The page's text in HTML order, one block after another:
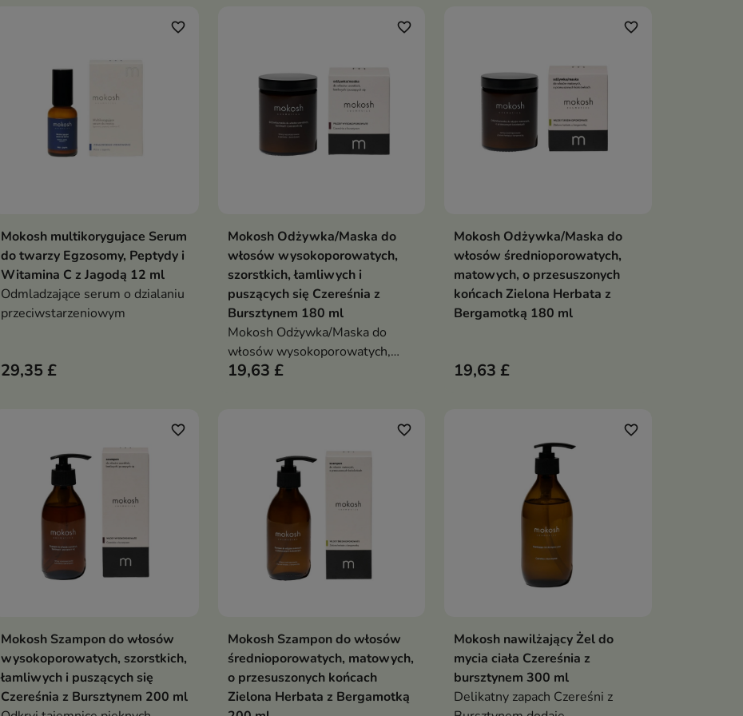
pokrzywy i owsa wspiera
wrażliwą skórę
Dodaj do koszyka
favorite_border
Mokosh multikorygujace Serum
do twarzy Egzosomy, Peptydy i
Witamina C z Jagodą 12 ml
Odmladzające serum o dzialaniu
przeciwstarzeniowym
29,35 £
Dodaj do koszyka
favorite_border
Mokosh Odżywka/Maska do
włosów wysokoporowatych,
szorstkich, łamliwych i
puszących się Czereśnia z
Bursztynem 180 ml
Mokosh Odżywka/Maska do
włosów wysokoporowatych,
szorstkich, łamliwych i
19,63 £
Dodaj do koszyka
favorite_border
Mokosh Odżywka/Maska do
włosów średnioporowatych,
matowych, o przesuszonych
końcach Zielona Herbata z
Bergamotką 180 ml
19,63 £
Dodaj do koszyka
favorite_border
Mokosh Szampon do włosów
wysokoporowatych, szorstkich,
łamliwych i puszących się
Czereśnia z Bursztynem 200 ml
Dodaj do koszyka
favorite_border
Mokosh Szampon do włosów
średnioporowatych, matowych,
o przesuszonych końcach
Zielona Herbata z Bergamotką
Dodaj do koszyka
favorite_border
Mokosh nawilżający Żel do
mycia ciała Czereśnia z
bursztynem 300 ml
Delikatny zapach Czereśni z